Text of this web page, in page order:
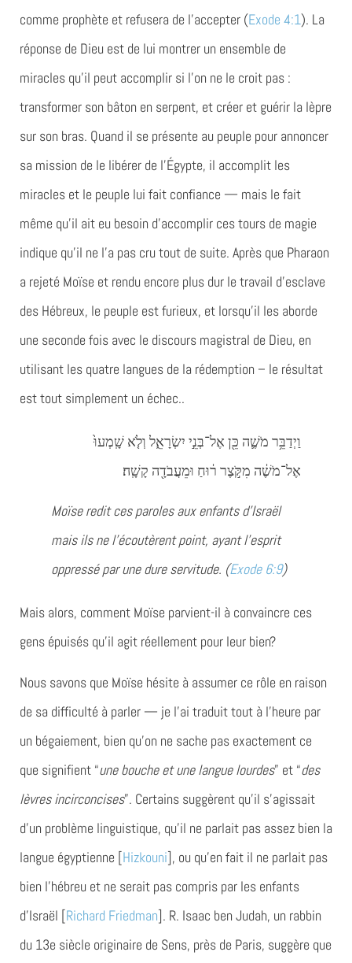
comme prophète et refusera de l’accepter (Exode 4:1). La
réponse de Dieu est de lui montrer un ensemble de
miracles qu’il peut accomplir si l’on ne le croit pas :
transformer son bâton en serpent, et créer et guérir la lèpre
sur son bras. Quand il se présente au peuple pour annoncer
sa mission de le libérer de l’Égypte, il accomplit les
miracles et le peuple lui fait confiance — mais le fait
même qu’il ait eu besoin d’accomplir ces tours de magie
indique qu’il ne l’a pas cru tout de suite. Après que Pharaon
a rejeté Moïse et rendu encore plus dur le travail d’esclave
des Hébreux, le peuple est furieux, et lorsqu’il les aborde
une seconde fois avec le discours magistral de Dieu, en
utilisant les quatre langues de la rédemption – le résultat
est tout simplement un échec..
וַיְדַבֵּ֥ר מֹשֶׁ֛ה כֵּ֖ן אֶל־בְּנֵ֣י יִשְׂרָאֵ֑ל וְלֹ֤א שָֽׁמְעוּ֙
אֶל־מֹשֶׁ֔ה מִקֹּ֣צֶר ר֔וּחַ וּמֵעֲבֹדָ֖ה קָשָֽׁה׃
Moïse redit ces paroles aux enfants d’Israël
mais ils ne l’écoutèrent point, ayant l’esprit
oppressé par une dure servitude. (Exode 6:9)
Mais alors, comment Moïse parvient-il à convaincre ces
gens épuisés qu’il agit réellement pour leur bien?
Nous savons que Moïse hésite à assumer ce rôle en raison
de sa difficulté à parler — je l’ai traduit tout à l’heure par
un bégaiement, bien qu’on ne sache pas exactement ce
que signifient “une bouche et une langue lourdes” et “des
lèvres incirconcises”. Certains suggèrent qu’il s’agissait
d’un problème linguistique, qu’il ne parlait pas assez bien la
langue égyptienne [Hizkouni], ou qu’en fait il ne parlait pas
bien l’hébreu et ne serait pas compris par les enfants
d’Israël [Richard Friedman]. R. Isaac ben Judah, un rabbin
du 13e siècle originaire de Sens, près de Paris, suggère que